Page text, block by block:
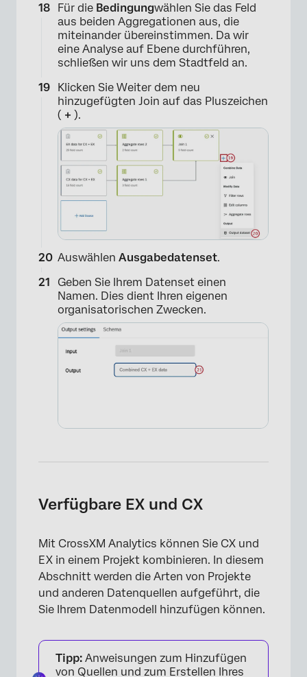
×
Für die Bedingungwählen Sie das Feld
aus beiden Aggregationen aus, die
miteinander übereinstimmen. Da wir
eine Analyse auf Ebene durchführen,
schließen wir uns dem Stadtfeld an.
Klicken Sie Weiter dem neu
hinzugefügten Join auf das Pluszeichen
( + ).
Auswählen Ausgabedatenset.
Geben Sie Ihrem Datenset einen
Namen. Dies dient Ihren eigenen
organisatorischen Zwecken.
Verfügbare EX und CX
Mit CrossXM Analytics können Sie CX und
EX in einem Projekt kombinieren. In diesem
Abschnitt werden die Arten von Projekte
und anderen Datenquellen aufgeführt, die
Sie Ihrem Datenmodell hinzufügen können.
Tipp: Anweisungen zum Hinzufügen
von Quellen und zum Erstellen Ihres